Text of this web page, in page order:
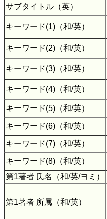
サブタイトル（英）
キーワード(1)（和/英）
キーワード(2)（和/英）
キーワード(3)（和/英）
キーワード(4)（和/英）
キーワード(5)（和/英）
キーワード(6)（和/英）
キーワード(7)（和/英）
キーワード(8)（和/英）
第1著者 氏名（和/英/ヨミ）
第1著者 所属（和/英）